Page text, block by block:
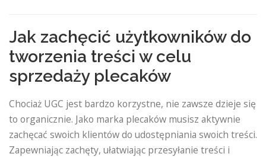
Jak zachęcić użytkowników do
tworzenia treści w celu
sprzedaży plecaków
Chociaż UGC jest bardzo korzystne, nie zawsze dzieje się
to organicznie. Jako marka plecaków musisz aktywnie
zachęcać swoich klientów do udostępniania swoich treści.
Zapewniając zachęty, ułatwiając przesyłanie treści i